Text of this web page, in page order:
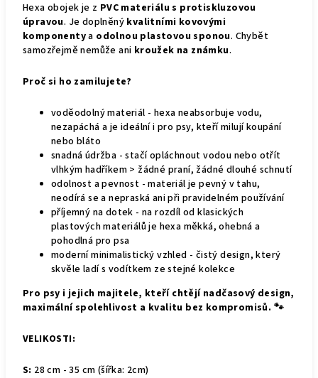
Hexa obojek je z PVC materiálu s protiskluzovou
úpravou. Je doplněný kvalitními kovovými
komponentya odolnou plastovou sponou. Chybět
samozřejmě nemůže ani kroužek na známku.
Proč si ho zamilujete?
voděodolný materiál - hexa neabsorbuje vodu,
nezapáchá a je ideální i pro psy, kteří milují koupání
nebo bláto
snadná údržba - stačí opláchnout vodou nebo otřít
vlhkým hadříkem > žádné praní, žádné dlouhé schnutí
odolnost a pevnost - materiál je pevný v tahu,
neodírá se a nepraská ani při pravidelném používání
příjemný na dotek - na rozdíl od klasických
plastových materiálů je hexa měkká, ohebná a
pohodlná pro psa
moderní minimalistický vzhled - čistý design, který
skvěle ladí s vodítkem ze stejné kolekce
Pro psy i jejich majitele, kteří chtějí nadčasový design,
maximální spolehlivost a kvalitu bez kompromisů. 🐾
VELIKOSTI:
S: 28 cm - 35 cm (šířka: 2cm)